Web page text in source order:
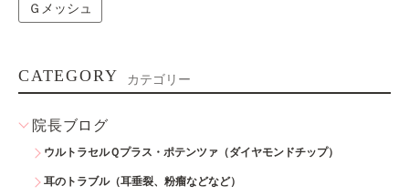
Ｇメッシュ
CATEGORY カテゴリー
院長ブログ
ウルトラセルＱプラス・ポテンツァ（ダイヤモンドチップ）
耳のトラブル（耳垂裂、粉瘤などなど）